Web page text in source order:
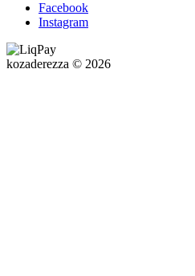
Facebook
Instagram
kozaderezza © 2026